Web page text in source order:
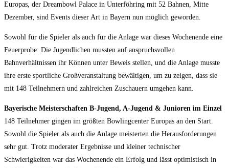
Europas, der Dreambowl Palace in Unterföhring mit 52 Bahnen, Mitte
Dezember, sind Events dieser Art in Bayern nun möglich geworden.
Sowohl für die Spieler als auch für die Anlage war dieses Wochenende eine
Feuerprobe: Die Jugendlichen mussten auf anspruchsvollen
Bahnverhältnissen ihr Können unter Beweis stellen, und die Anlage musste
ihre erste sportliche Großveranstaltung bewältigen, um zu zeigen, dass sie
mit 148 Teilnehmern und zahlreichen Zuschauern umgehen kann.
Bayerische Meisterschaften B-Jugend, A-Jugend & Junioren im Einzel
148 Teilnehmer gingen im größten Bowlingcenter Europas an den Start.
Sowohl die Spieler als auch die Anlage meisterten die Herausforderungen
sehr gut. Trotz moderater Ergebnisse und kleiner technischer
Schwierigkeiten war das Wochenende ein Erfolg und lässt optimistisch in